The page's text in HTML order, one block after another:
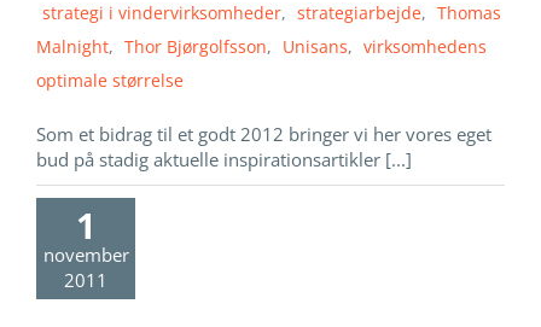
strategi i vindervirksomheder, strategiarbejde, Thomas
Malnight, Thor Bjørgolfsson, Unisans, virksomhedens
optimale størrelse
Som et bidrag til et godt 2012 bringer vi her vores eget
bud på stadig aktuelle inspirationsartikler [...]
1
november
2011